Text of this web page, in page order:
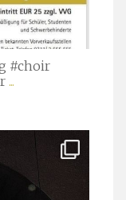
#choir
...